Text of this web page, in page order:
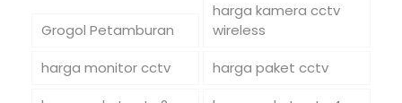
Grogol Petamburan
harga kamera cctv
wireless
harga monitor cctv
harga paket cctv